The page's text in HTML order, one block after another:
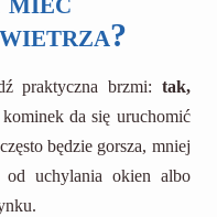
praktyczna brzmi: tak,
da się uruchomić
będzie gorsza, mniej
od uchylania okien albo